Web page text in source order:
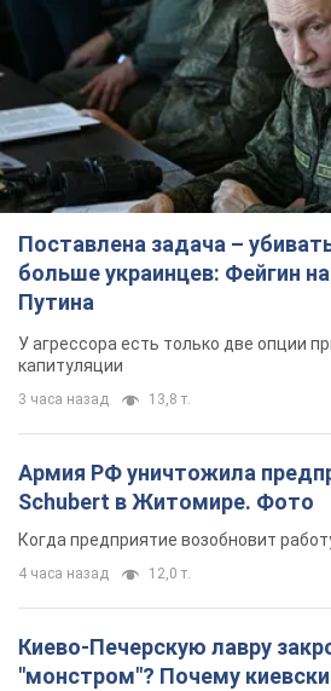
Поставлена задача –
больше украинцев: Фейгин
Путина
У агрессора есть только две опции
капитуляции
3 часа назад 13,8 т.
Армия РФ уничтожила
Schubert в Житомире. Фото
Когда предприятие возобновит
4 часа назад 12,0 т.
Киево-Печерскую лавру
"монстром"? Почему